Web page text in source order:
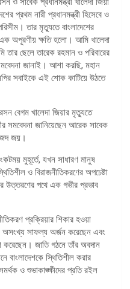
প্রথম নারী প্রধানমন্ত্রী হিসেবে ও
তার মৃত্যুতে বাংলাদেশের
এক অপূরণীয় ক্ষতি হলো। আমি খালেদা
ছেলে তারেক রহমান ও পরিবারের
জানাই। আশা করছি, মহান
সবাইকে এই শোক কাটিয়ে উঠতে
বেগম খালেদা জিয়ার মৃত্যুতে
সমবেদনা জানিয়েছেন আরেক সাবেক
জয়।
মুহূর্তে, যখন সাধারণ মানুষ
ও বিরাজনীতিকরণের অপচেষ্টা
উত্তরণের পথে এক গভীর প্রভাব
প্রক্রিয়ার শিকার হওয়া
অসংখ্য সাফল্য অর্জন করেছেন এবং
করেছেন। জাতি গঠনে তাঁর অবদান
বাংলাদেশকে স্থিতিশীল করার
ও শুভাকাঙ্ক্ষীদের প্রতি রইল